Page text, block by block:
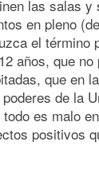
las salas y
en pleno
el término
años, que no
que en
de la
es malo
positivos